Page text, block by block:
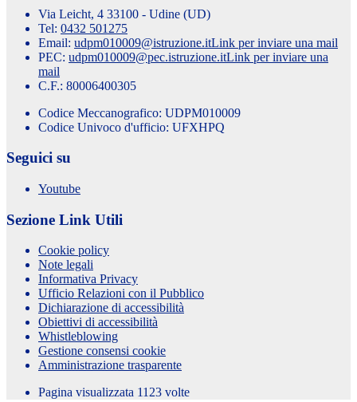
Via Leicht, 4 33100 - Udine (UD)
Tel: 0432 501275
Email: udpm010009@istruzione.itLink per inviare una mail
PEC: udpm010009@pec.istruzione.itLink per inviare una
mail
C.F.: 80006400305
Codice Meccanografico: UDPM010009
Codice Univoco d'ufficio: UFXHPQ
Seguici su
Youtube
Sezione Link Utili
Cookie policy
Note legali
Informativa Privacy
Ufficio Relazioni con il Pubblico
Dichiarazione di accessibilità
Obiettivi di accessibilità
Whistleblowing
Gestione consensi cookie
Amministrazione trasparente
Pagina visualizzata 1123 volte